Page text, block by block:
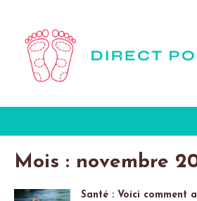
Mois : novembre
Santé : Voici comment